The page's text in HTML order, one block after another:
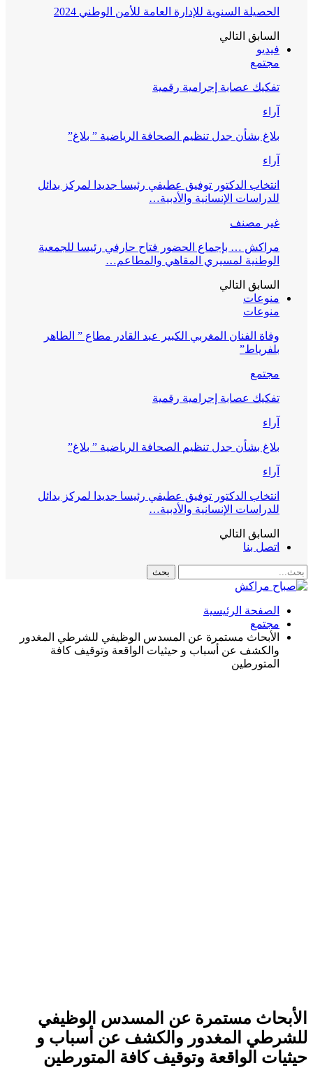
الحصيلة السنوية للإدارة العامة للأمن الوطني 2024
السابق التالي
فيديو
مجتمع
تفكيك عصابة إجرامية رقمية
آراء
بلاغ بشأن جدل تنظيم الصحافة الرياضية ” بلاغ”
آراء
انتخاب الدكتور توفيق عطيفي رئيسا جديدا لمركز بدائل
للدراسات الإنسانية والأدبية…
غير مصنف
مراكش … بإجماع الحضور فتاح حارفي رئيسا للجمعية
الوطنية لمسيري المقاهي والمطاعم…
السابق التالي
منوعات
منوعات
وفاة الفنان المغربي الكبير عبد القادر مطاع ” الطاهر
بلفرياط”
مجتمع
تفكيك عصابة إجرامية رقمية
آراء
بلاغ بشأن جدل تنظيم الصحافة الرياضية ” بلاغ”
آراء
انتخاب الدكتور توفيق عطيفي رئيسا جديدا لمركز بدائل
للدراسات الإنسانية والأدبية…
السابق التالي
اتصل بنا
الصفحة الرئيسية
مجتمع
الأبحاث مستمرة عن المسدس الوظيفي للشرطي المغدور
والكشف عن أسباب و حيثيات الواقعة وتوقيف كافة
المتورطين
الأبحاث مستمرة عن المسدس الوظيفي
للشرطي المغدور والكشف عن أسباب و
حيثيات الواقعة وتوقيف كافة المتورطين